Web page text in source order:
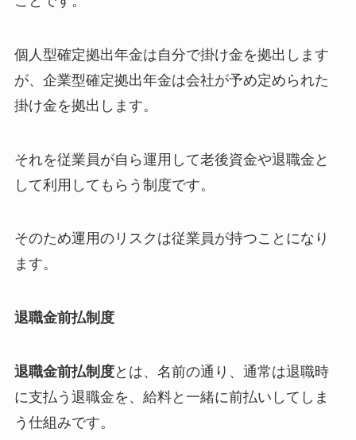
個人型確定拠出年金は自分で掛け金を拠出します
が、企業型確定拠出年金は会社が予め定められた
掛け金を拠出します。
それを従業員が自ら運用して老後資金や退職金と
して利用してもらう制度です。
そのため運用のリスクは従業員が持つことになり
ます。
退職金前払制度
退職金前払制度とは、名前の通り、通常は退職時
に支払う退職金を、給料と一緒に前払いしてしま
う仕組みです。